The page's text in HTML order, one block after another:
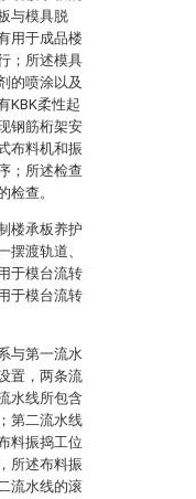
与模具脱
用于成品楼
；所述模具
的喷涂以及
KBK柔性起
钢筋桁架安
布料机和振
；所述检查
检查。
楼承板养护
摆渡轨道、
于模台流转
于模台流转
与第一流水
置，两条流
水线所包含
第二流水线
料振捣工位
所述布料振
流水线的滚